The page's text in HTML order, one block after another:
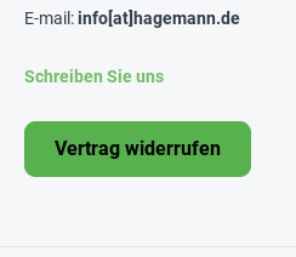
E-mail:info[at]hagemann.de
Schreiben Sie uns
Vertrag widerrufen